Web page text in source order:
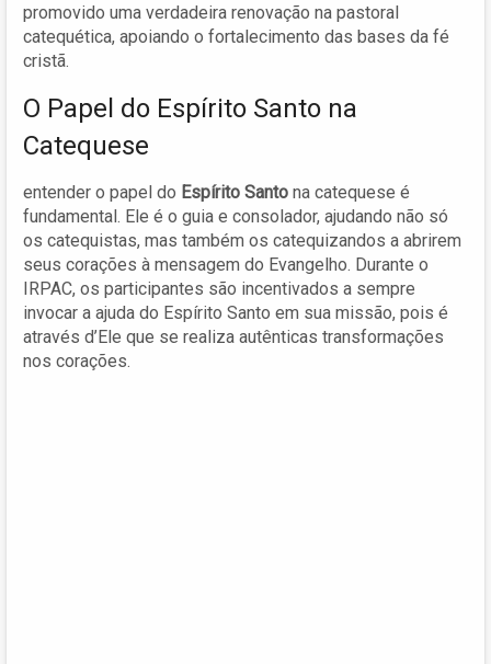
promovido uma verdadeira renovação na pastoral
catequética, apoiando o fortalecimento das bases da fé
cristã.
O Papel do Espírito Santo na
Catequese
entender o papel do Espírito Santo na catequese é
fundamental. Ele é o guia e consolador, ajudando não só
os catequistas, mas também os catequizandos a abrirem
seus corações à mensagem do Evangelho. Durante o
IRPAC, os participantes são incentivados a sempre
invocar a ajuda do Espírito Santo em sua missão, pois é
através d’Ele que se realiza autênticas transformações
nos corações.